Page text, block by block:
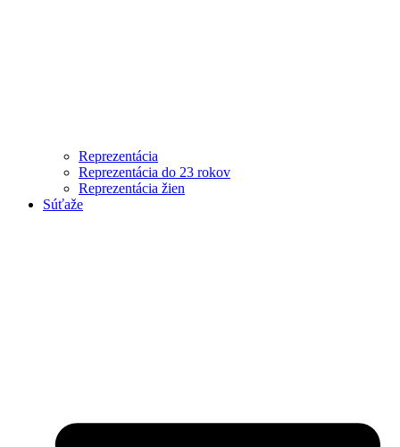
Reprezentácia
Reprezentácia do 23 rokov
Reprezentácia žien
Súťaže